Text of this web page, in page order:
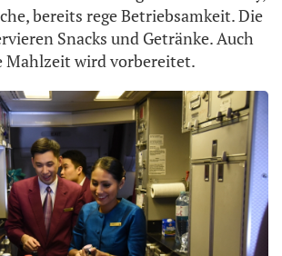
bereits rege Betriebsamkeit. Die
Snacks und Getränke. Auch
Mahlzeit wird vorbereitet.